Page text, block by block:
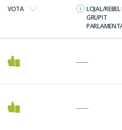
VOTA
LOJAL/
GRUPIT